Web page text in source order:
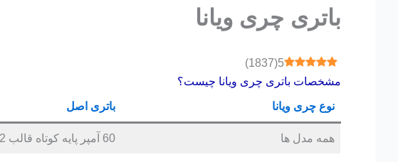
باتری چری ویانا
5
(
1837
)
مشخصات باتری چری ویانا چیست؟
نوع چری ویانا باتری اصل
همه مدل ها 60 آمپر پایه کوتاه قالب L2